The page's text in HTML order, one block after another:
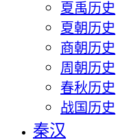
夏禹历史
夏朝历史
商朝历史
周朝历史
春秋历史
战国历史
秦汉